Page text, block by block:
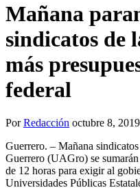
Mañana
sindicatos de
más
federal
PorRedacción octubre 8, 2019
Guerrero. – Mañana
Guerrero (UAGro) se
de 12 horas para exigir al
Universidades Públicas